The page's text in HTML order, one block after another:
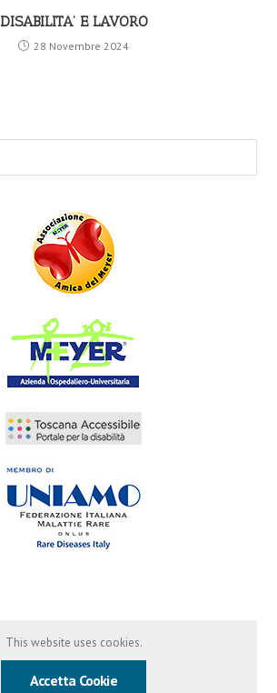
DISABILITA’ E LAVORO
28 Novembre 2024
This website uses cookies.
Accetta Cookie